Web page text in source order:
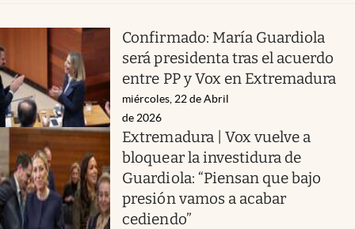
Confirmado: María Guardiola
será presidenta tras el acuerdo
entre PP y Vox en Extremadura
miércoles, 22 de Abril
de 2026
Extremadura | Vox vuelve a
bloquear la investidura de
Guardiola: “Piensan que bajo
presión vamos a acabar
cediendo”